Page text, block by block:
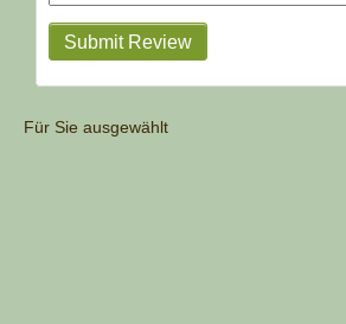
Submit Review
Für Sie ausgewählt